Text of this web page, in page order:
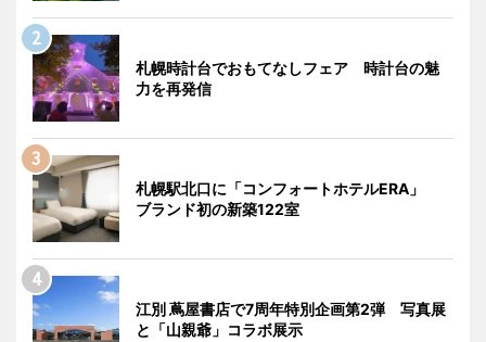
札幌時計台でおもてなしフェア 時計台の魅
力を再発信
札幌駅北口に「コンフォートホテルERA」
ブランド初の新築122室
江別 蔦屋書店で7周年特別企画第2弾 写真展
と「山親爺」コラボ展示